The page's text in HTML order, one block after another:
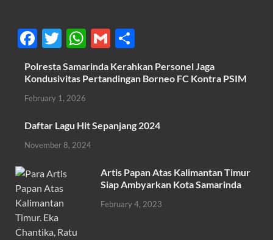
F
ac
e
b
o
o
k
T
w
itt
er
W
h
at
A
p
p
G
m
ail
h
ar
Polresta Samarinda Kerahkan Personel Jaga
Kondusivitas Pertandingan Borneo FC Kontra PSIM
February 1, 2026
Daftar Lagu Hit Sepanjang 2024
November 8, 2024
Artis Papan Atas Kalimantan Timur
Siap Ambyarkan Kota Samarinda
February 4, 2023